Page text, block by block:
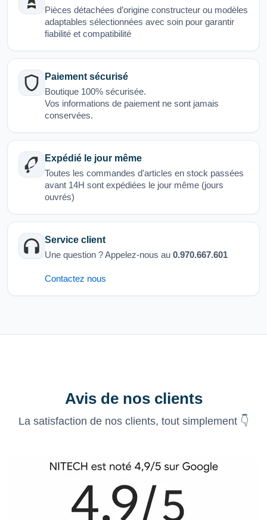
Pièces détachées d’origine constructeur ou modèles
adaptables sélectionnées avec soin pour garantir
fiabilité et compatibilité
Paiement sécurisé
Boutique 100% sécurisée.
Vos informations de paiement ne sont jamais
conservées.
Expédié le jour même
Toutes les commandes d'articles en stock passées
avant 14H sont expédiées le jour même (jours
ouvrés)
Service client
Une question ? Appelez-nous au 0.970.667.601
Contactez nous
Avis de nos clients
La satisfaction de nos clients, tout simplement 👇